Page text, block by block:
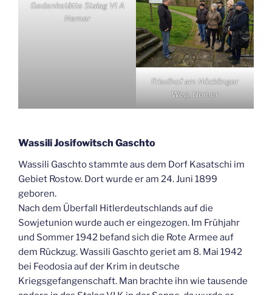
Gedenkstätte Stalag VI A
Hemer
Friedhof am Höcklinger
Weg, Hemer
Wassili Josifowitsch Gaschto
Wassili Gaschto stammte aus dem Dorf Kasatschi im
Gebiet Rostow. Dort wurde er am 24. Juni 1899
geboren.
Nach dem Überfall Hitlerdeutschlands auf die
Sowjetunion wurde auch er eingezogen. Im Frühjahr
und Sommer 1942 befand sich die Rote Armee auf
dem Rückzug. Wassili Gaschto geriet am 8. Mai 1942
bei Feodosia auf der Krim in deutsche
Kriegsgefangenschaft. Man brachte ihn wie tausende